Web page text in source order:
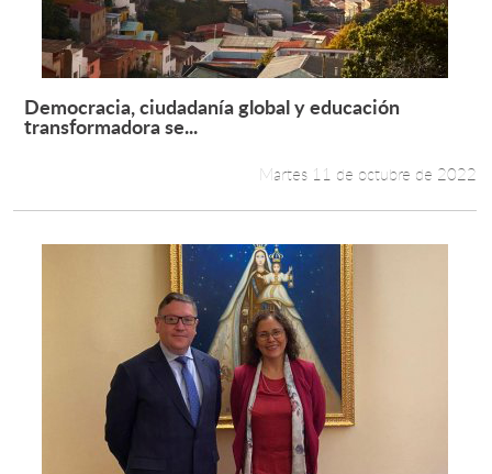
Leer más +
Democracia, ciudadanía global y educación
transformadora se...
Martes 11 de octubre de 2022